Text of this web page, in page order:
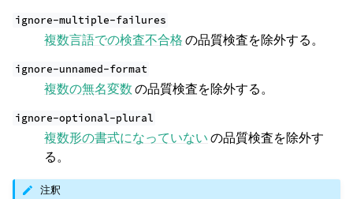
ignore-multiple-failures
複数言語での検査不合格の品質検査を除外する。
ignore-unnamed-format
複数の無名変数の品質検査を除外する。
ignore-optional-plural
複数形の書式になっていないの品質検査を除外す
る。
注釈